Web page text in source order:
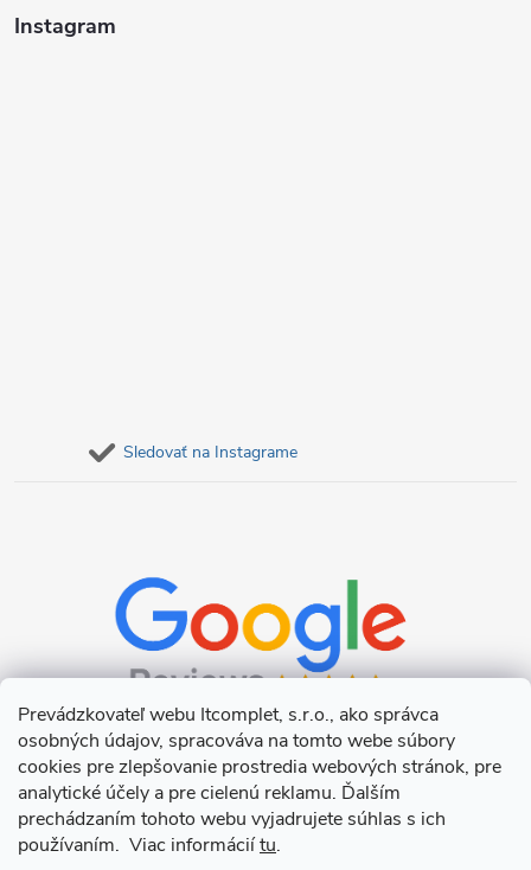
Prevádzkovateľ webu Itcomplet, s.r.o., ako správca
osobných údajov, spracováva na tomto webe súbory
cookies pre zlepšovanie prostredia webových stránok, pre
analytické účely a pre cielenú reklamu. Ďalším
prechádzaním tohoto webu vyjadrujete súhlas s ich
používaním. Viac informáciítu.
Instagram
Sledovať na Instagrame